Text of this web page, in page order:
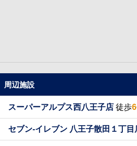
周辺施設
スーパーアルプス西八王子店 徒歩6
セブン-イレブン 八王子散田１丁目